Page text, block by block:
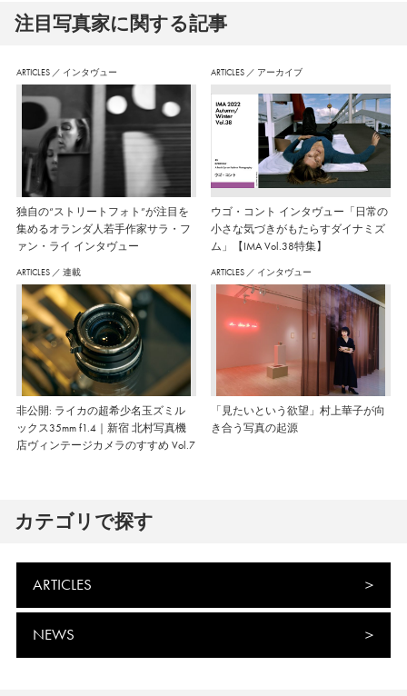
注⽬写真家に関する記事
ARTICLES ／ インタヴュー
独自の“ストリートフォト”が注目を
集めるオランダ人若手作家サラ・フ
ァン・ライ インタヴュー
ARTICLES ／ アーカイブ
ウゴ・コント インタヴュー「日常の
小さな気づきがもたらすダイナミズ
ム」【IMA Vol.38特集】
ARTICLES ／ 連載
非公開: ライカの超希少名玉ズミル
ックス35mm f1.4｜新宿 北村写真機
店ヴィンテージカメラのすすめ Vol.7
ARTICLES ／ インタヴュー
「見たいという欲望」村上華子が向
き合う写真の起源
カテゴリで探す
ARTICLES
NEWS